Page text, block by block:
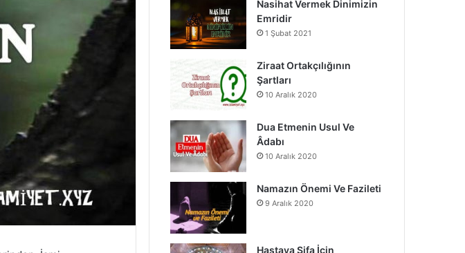
o
o
k
b
g
a
Nasihat Vermek Dinimizin
Emridir
1 Şubat 2021
Ziraat Ortakçılığının
Şartları
10 Aralık 2020
Dua Etmenin Usul Ve
Âdabı
10 Aralık 2020
Namazın Önemi Ve Fazileti
9 Aralık 2020
Hastaya Şifa İçin